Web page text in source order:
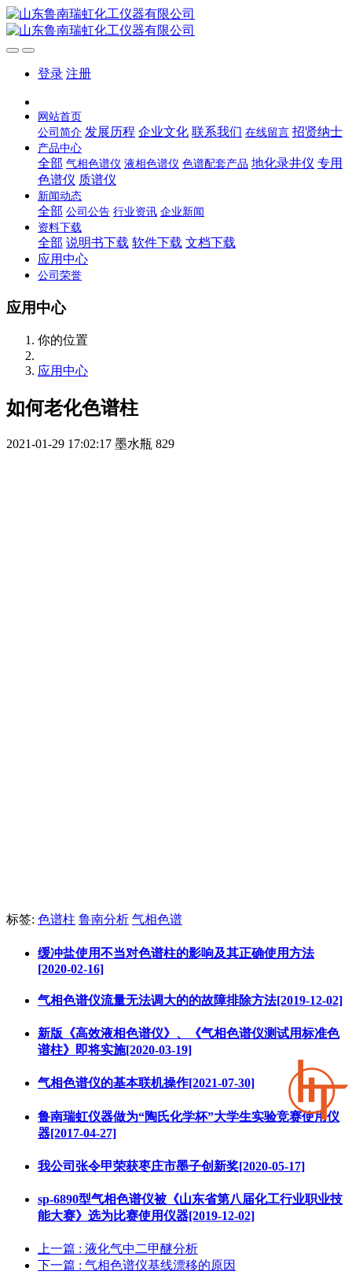
登录 注册
网站首页
公司简介 发展历程 企业文化 联系我们 在线留言 招贤纳士
产品中心
全部 气相色谱仪 液相色谱仪 色谱配套产品 地化录井仪 专用
色谱仪 质谱仪
新闻动态
全部 公司公告 行业资讯 企业新闻
资料下载
全部 说明书下载 软件下载 文档下载
应用中心
公司荣誉
应用中心
你的位置
应用中心
如何老化色谱柱
2021-01-29 17:02:17 墨水瓶 829
标签: 色谱柱 鲁南分析 气相色谱
缓冲盐使用不当对色谱柱的影响及其正确使用方法
[2020-02-16]
气相色谱仪流量无法调大的的故障排除方法[2019-12-02]
新版《高效液相色谱仪》、《气相色谱仪测试用标准色
谱柱》即将实施[2020-03-19]
气相色谱仪的基本联机操作[2021-07-30]
鲁南瑞虹仪器做为“陶氏化学杯”大学生实验竞赛使用仪
器[2017-04-27]
我公司张令甲荣获枣庄市墨子创新奖[2020-05-17]
sp-6890型气相色谱仪被《山东省第八届化工行业职业技
能大赛》选为比赛使用仪器[2019-12-02]
上一篇 : 液化气中二甲醚分析
下一篇 : 气相色谱仪基线漂移的原因